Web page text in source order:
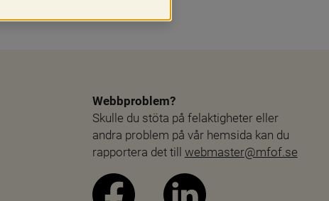
Webbproblem?
Skulle du stöta på felaktigheter eller
andra problem på vår hemsida kan du
rapportera det till webmaster@mfof.se